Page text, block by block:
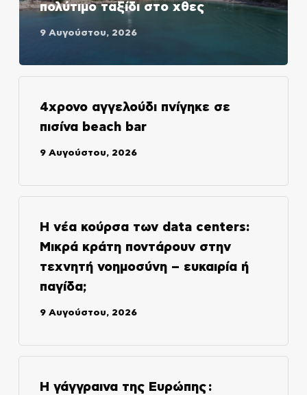
πολύτιμο ταξίδι στο χθες
9 Αυγούστου, 2026
4χρονο αγγελούδι πνίγηκε σε
πισίνα beach bar
9 Αυγούστου, 2026
Η νέα κούρσα των data centers:
Μικρά κράτη ποντάρουν στην
τεχνητή νοημοσύνη – ευκαιρία ή
παγίδα;
9 Αυγούστου, 2026
Η γάγγραινα της Ευρώπης :